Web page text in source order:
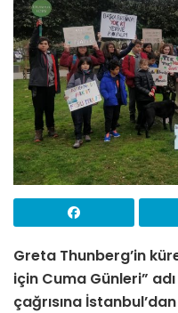
Greta Thunberg’in
için Cuma Günleri”
çağrısına